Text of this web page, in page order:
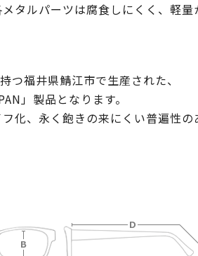
タルパーツは腐食しにくく、軽
福井県鯖江市で生産された、
」製品となります。
化、永く飽きの来にくい普遍性